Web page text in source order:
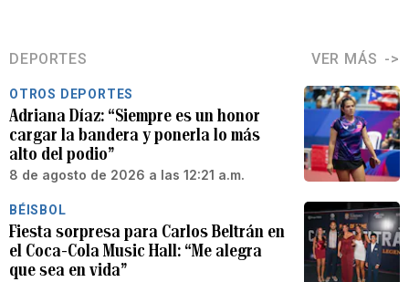
DEPORTES VER MÁS
OTROS DEPORTES
Adriana Díaz: “Siempre es un honor
cargar la bandera y ponerla lo más
alto del podio”
8 de agosto de 2026 a las 12:21 a.m.
BÉISBOL
Fiesta sorpresa para Carlos Beltrán en
el Coca-Cola Music Hall: “Me alegra
que sea en vida”